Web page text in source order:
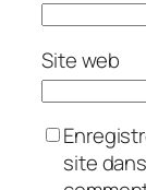
Site web
site